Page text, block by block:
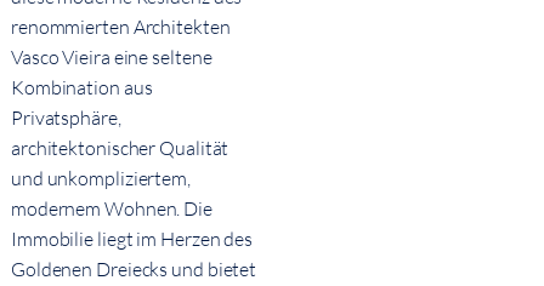
renommierten Architekten
Vasco Vieira eine seltene
Kombination aus
Privatsphäre,
architektonischer Qualität
und unkompliziertem,
modernem Wohnen. Die
Immobilie liegt im Herzen des
Goldenen Dreiecks und bietet